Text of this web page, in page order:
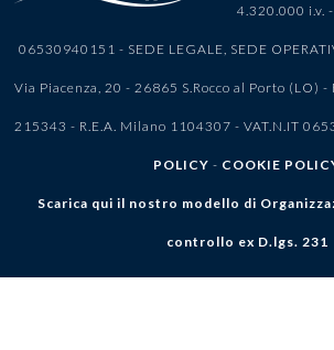
4.320.000 i.v. -
06530940151 - SEDE LEGALE, SEDE
Via Piacenza, 20 - 26865 S.Rocco al Porto (LO) -
215343 - R.E.A. Milano 1104307 - VAT.N.IT
POLICY - COOKIE
Scarica qui il nostro modello di
controllo ex D.lgs. 231